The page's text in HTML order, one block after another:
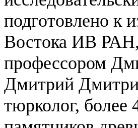
подготовлено к
Востока ИВ
профессором
Дмитрий
тюрколог,